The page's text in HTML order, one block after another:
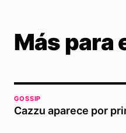
Más para
GOSSIP
Cazzu aparece por